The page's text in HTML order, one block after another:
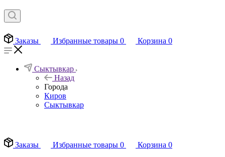
Заказы Избранные товары 0 Корзина 0
Сыктывкар
Назад
Города
Киров
Сыктывкар
Заказы
Избранные товары 0 Корзина 0